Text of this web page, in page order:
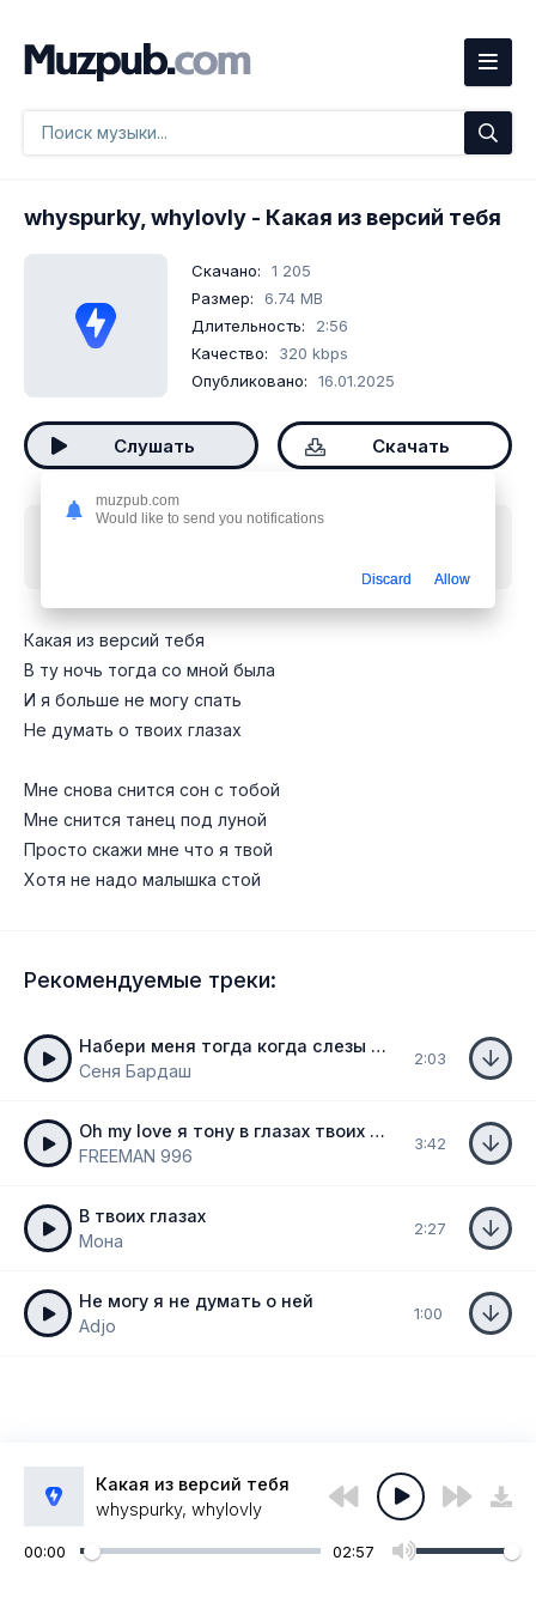
whyspurky, whylovly - Какая из версий тебя
Скачано:
1 205
Размер:
6.74 MB
Длительность:
2:56
Качество:
320 kbps
Опубликовано:
16.01.2025
Слушать Скачать
Какая из версий тебя
В ту ночь тогда со мной была
И я больше не могу спать
Не думать о твоих глазах
Мне снова снится сон с тобой
Мне снится танец под луной
Просто скажи мне что я твой
Хотя не надо малышка стой
Рекомендуемые треки:
Набери меня тогда когда слезы за берега
Сеня Бардаш
2:03
Oh my love я тону в глазах твоих ты просто верь
FREEMAN 996
3:42
В твоих глазах
Мона
2:27
Не могу я не думать о ней
Adjo
1:00
Какая из версий тебя
whyspurky, whylovly
00:00 02:57
muzpub.com
Would like to send you notifications
Discard Allow